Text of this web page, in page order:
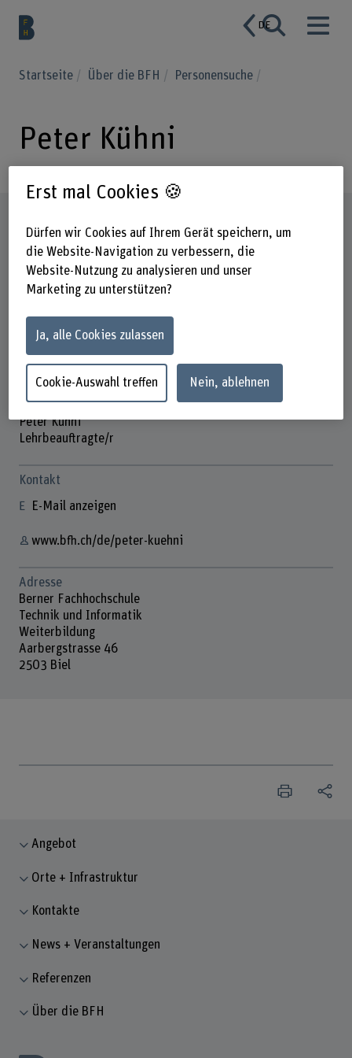
DE
Startseite Über die BFH Personensuche
Peter Kühni
Peter Kühni
Lehrbeauftragte/r
Kontakt
E-Mail anzeigen
www.bfh.ch/de/peter-kuehni
Adresse
Berner Fachhochschule
Technik und Informatik
Weiterbildung
Aarbergstrasse 46
2503 Biel
Angebot
Orte + Infrastruktur
Kontakte
News + Veranstaltungen
Referenzen
Über die BFH
Erst mal Cookies 🍪
Dürfen wir Cookies auf Ihrem Gerät speichern, um
die Website-Navigation zu verbessern, die
Website-Nutzung zu analysieren und unser
Marketing zu unterstützen?
Ja, alle Cookies zulassen
Cookie-Auswahl treffen Nein, ablehnen